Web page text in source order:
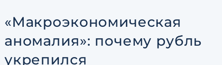
«Макроэкономическая
аномалия»: почему рубль
укрепился